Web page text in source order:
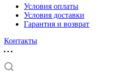
Условия оплаты
Условия доставки
Гарантия и возврат
Контакты